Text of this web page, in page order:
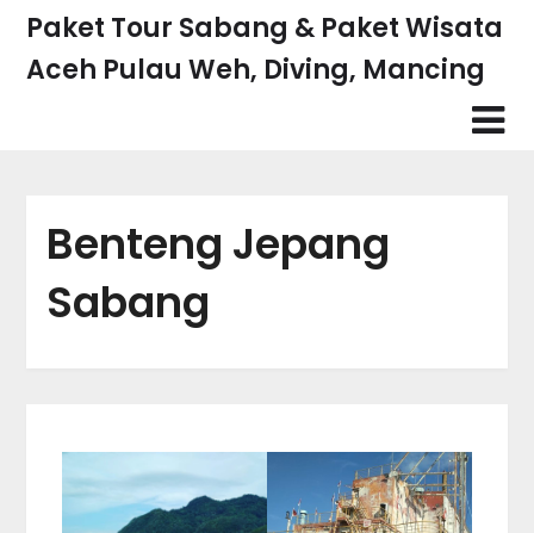
Skip
content
Paket Tour Sabang & Paket Wisata
Aceh Pulau Weh, Diving, Mancing
Benteng Jepang
Sabang